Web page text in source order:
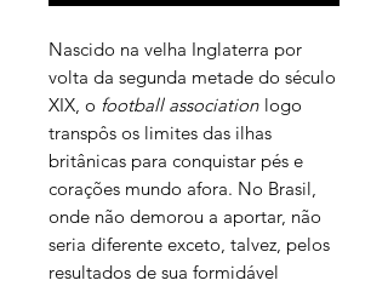
Nascido na velha Inglaterra por
volta da segunda metade do século
XIX, o football association logo
transpôs os limites das ilhas
britânicas para conquistar pés e
corações mundo afora. No Brasil,
onde não demorou a aportar, não
seria diferente exceto, talvez, pelos
resultados de sua formidável